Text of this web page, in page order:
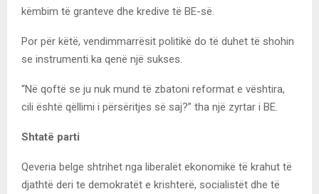
këmbim të granteve dhe kredive të BE-së.
Por për këtë, vendimmarrësit politikë do të duhet të shohin
se instrumenti ka qenë një sukses.
“Në qoftë se ju nuk mund të zbatoni reformat e vështira,
cili është qëllimi i përsëritjes së saj?” tha një zyrtar i BE.
Shtatë parti
Qeveria belge shtrihet nga liberalët ekonomikë të krahut të
djathtë deri te demokratët e krishterë, socialistët dhe të